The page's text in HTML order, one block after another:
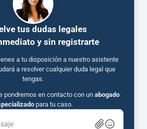
tus dudas legales
y sin registrarte
a tu disposición a nuestro asistente
a resolver cualquier duda legal que
tengas.
pondremos en contacto con un abogado
para tu caso.